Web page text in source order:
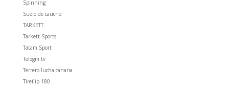
Spinning
Suelo de caucho
TARKETT
Tarkett Sports
Tatam Sport
Telegm.tv
Terrero lucha canaria
Tireflip 180